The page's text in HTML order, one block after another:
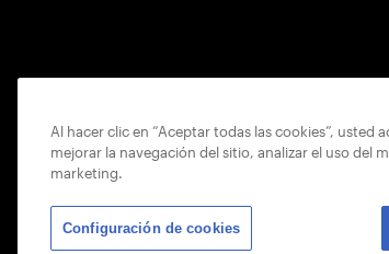
Al hacer clic en “Aceptar todas las cookies”, usted
mejorar la navegación del sitio, analizar el uso del
marketing.
Configuración de cookies